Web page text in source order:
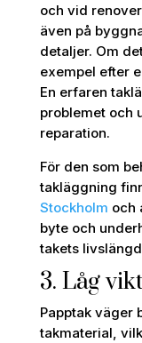
och vid
även på
detaljer. Om
exempel efter
En erfaren
problemet och
reparation.
För den som
takläggning
Stockholm och
byte och
takets
3. Låg
Papptak väger
takmaterial,